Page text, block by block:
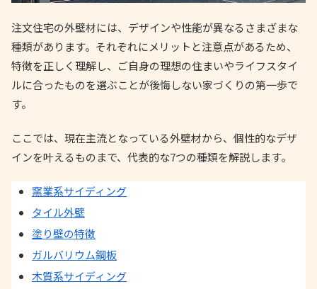
注文住宅の外壁材には、デザインや性能が異なるさまざまな
種類があります。それぞれにメリットと注意点があるため、
特徴を正しく理解し、ご自身の理想の住まいやライフスタイ
ルに合ったものを選ぶことが後悔しない家づくりの第一歩で
す。
ここでは、現在主流となっている外壁材から、個性的なデザ
インを叶えるものまで、代表的な7つの種類を解説します。
窯業系サイディング
タイル外壁
塗り壁の特徴
ガルバリウム鋼板
木質系サイディング